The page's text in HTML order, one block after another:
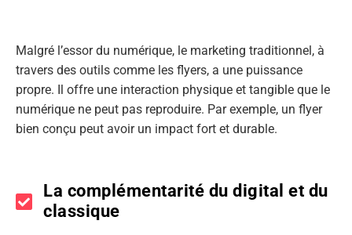
Malgré l’essor du numérique, le marketing traditionnel, à
travers des outils comme les flyers, a une puissance
propre. Il offre une interaction physique et tangible que le
numérique ne peut pas reproduire. Par exemple, un flyer
bien conçu peut avoir un impact fort et durable.
La complémentarité du digital et du
classique